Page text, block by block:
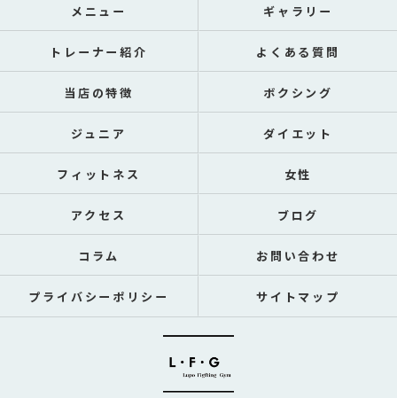
メニュー ギャラリー
トレーナー紹介 よくある質問
当店の特徴 ボクシング
ジュニア ダイエット
フィットネス 女性
アクセス ブログ
コラム お問い合わせ
プライバシーポリシー サイトマップ